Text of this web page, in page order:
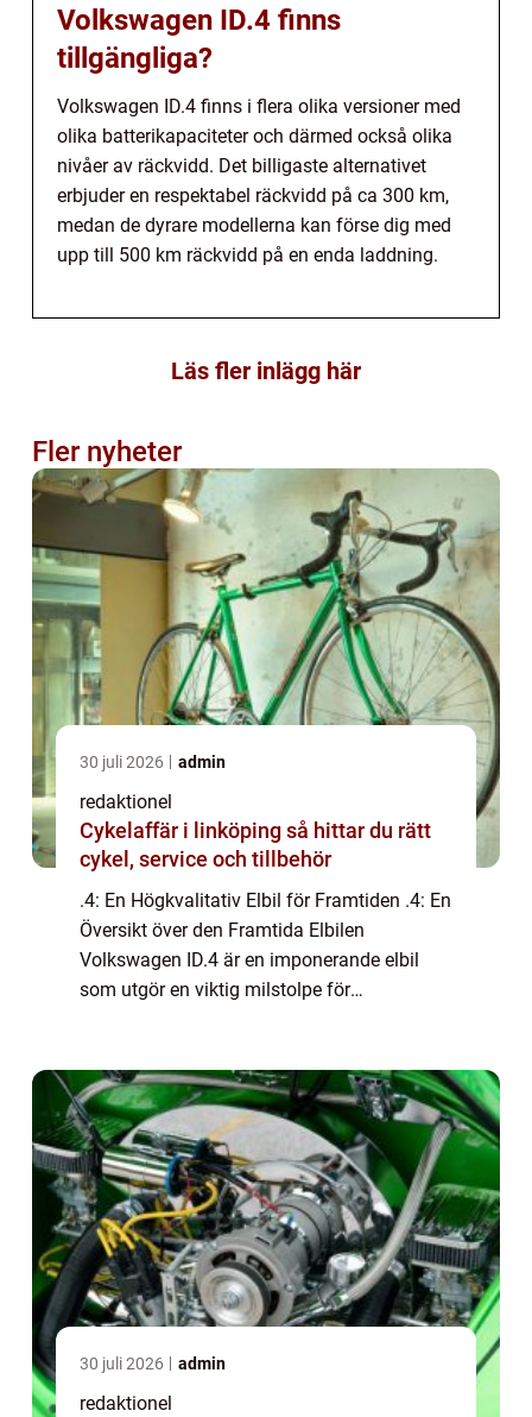
Volkswagen ID.4 finns
tillgängliga?
Volkswagen ID.4 finns i flera olika versioner med
olika batterikapaciteter och därmed också olika
nivåer av räckvidd. Det billigaste alternativet
erbjuder en respektabel räckvidd på ca 300 km,
medan de dyrare modellerna kan förse dig med
upp till 500 km räckvidd på en enda laddning.
Läs fler inlägg här
Fler nyheter
30 juli 2026 admin
redaktionel
Cykelaffär i linköping så hittar du rätt
cykel, service och tillbehör
.4: En Högkvalitativ Elbil för Framtiden .4: En
Översikt över den Framtida Elbilen
Volkswagen ID.4 är en imponerande elbil
som utgör en viktig milstolpe för
av stil...
30 juli 2026 admin
redaktionel